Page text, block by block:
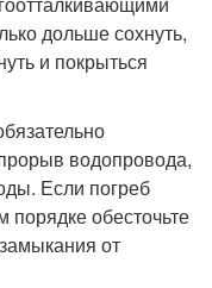
дольше сохнуть,
и покрыться
водопровода,
Если погреб
порядке обесточьте
от